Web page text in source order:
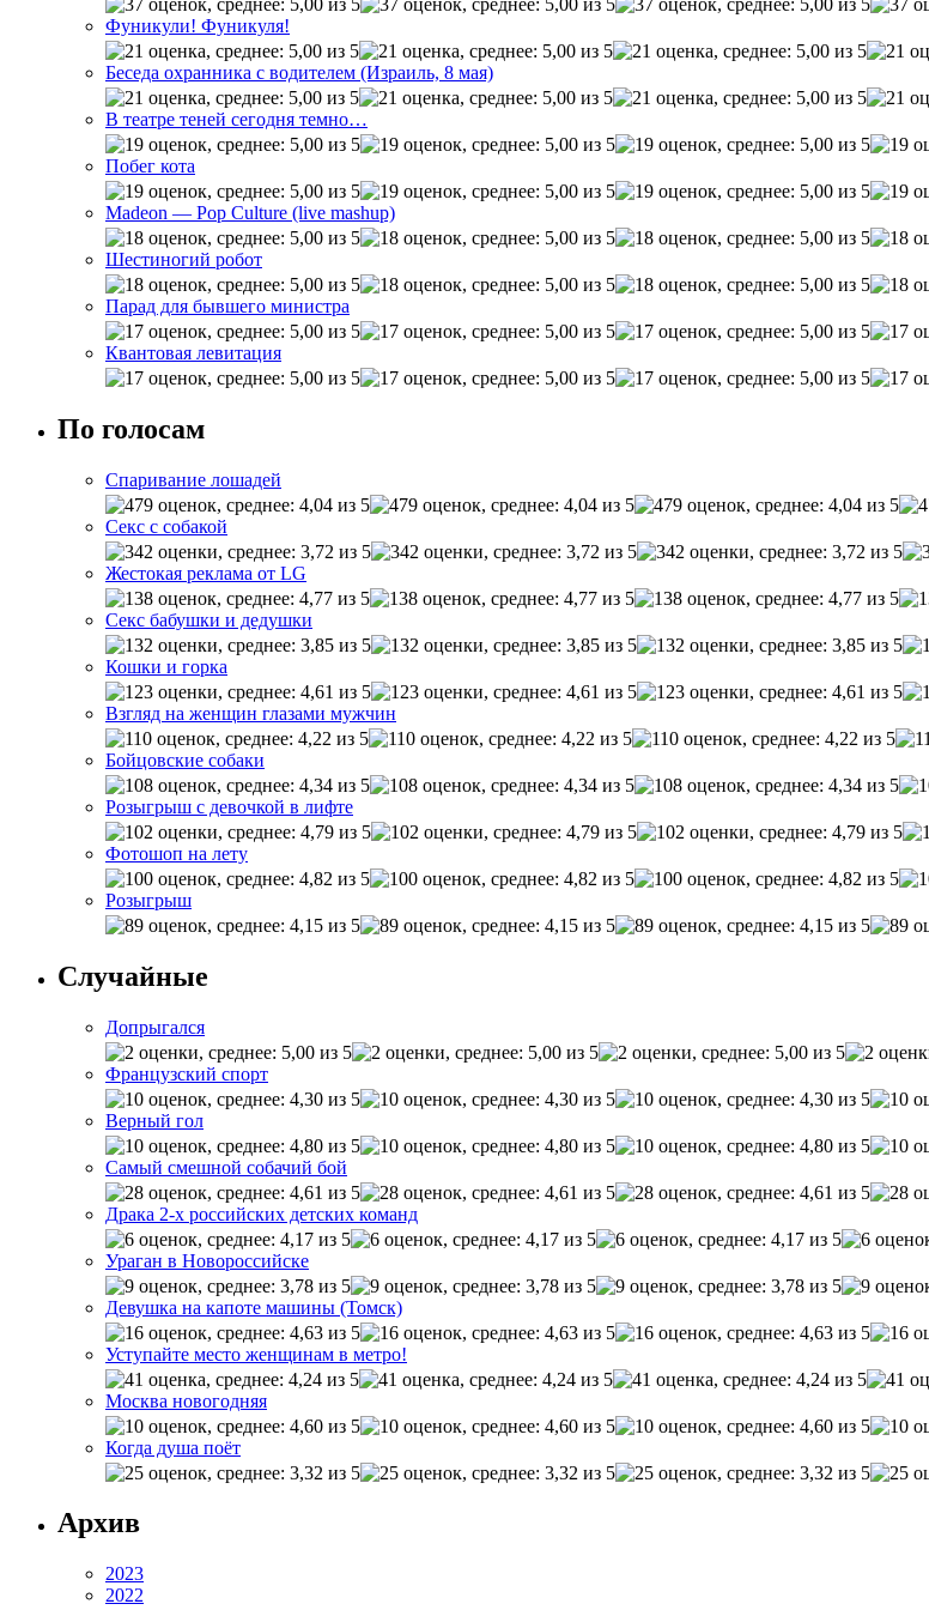
Фуникули! Фуникуля!
Беседа охранника с водителем (Израиль, 8 мая)
В театре теней сегодня темно…
Побег кота
Madeon — Pop Culture (live mashup)
Шестиногий робот
Парад для бывшего министра
Квантовая левитация
По голосам
Спаривание лошадей
Секс с собакой
Жестокая реклама от LG
Секс бабушки и дедушки
Кошки и горка
Взгляд на женщин глазами мужчин
Бойцовские собаки
Розыгрыш с девочкой в лифте
Фотошоп на лету
Розыгрыш
Случайные
Допрыгался
Французский спорт
Верный гол
Самый смешной собачий бой
Драка 2-х российских детских команд
Ураган в Новороссийске
Девушка на капоте машины (Томск)
Уступайте место женщинам в метро!
Москва новогодняя
Когда душа поёт
Архив
2023
2022